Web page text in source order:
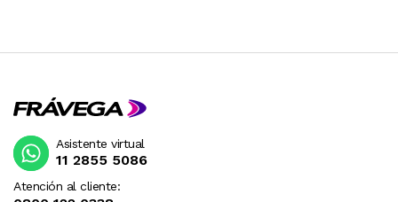
Atención al cliente:
Asistente virtual
11 2855 5086